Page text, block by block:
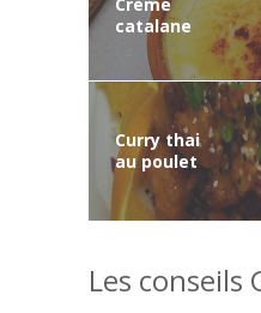
Crème
catalane
Curry thai
au poulet
Les conseils